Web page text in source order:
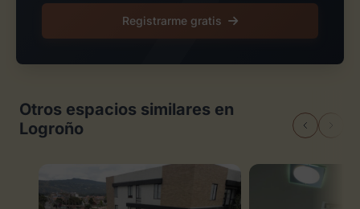
Registrarme gratis
Otros espacios similares en
Logroño